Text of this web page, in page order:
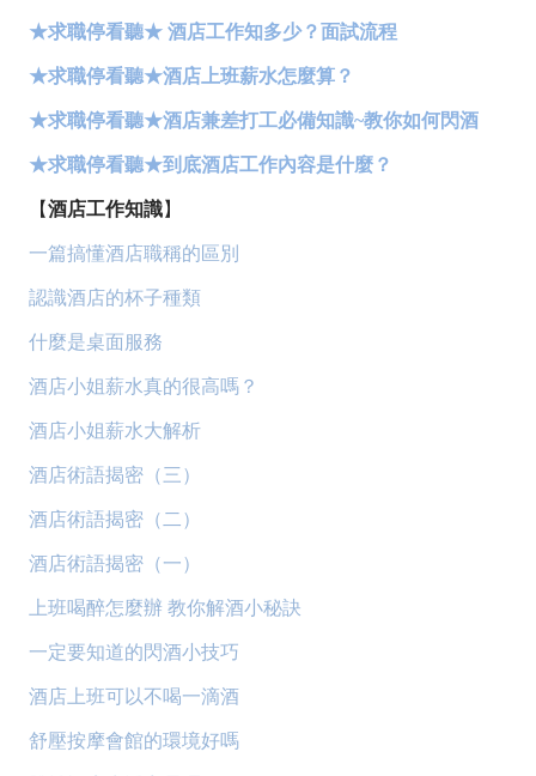
★求職停看聽★ 酒店工作知多少？面試流程
★求職停看聽★酒店上班薪水怎麼算？
★求職停看聽★酒店兼差打工必備知識~教你如何閃酒
★求職停看聽★到底酒店工作內容是什麼？
【酒店工作知識】
一篇搞懂酒店職稱的區別
認識酒店的杯子種類
什麼是桌面服務
酒店小姐薪水真的很高嗎？
酒店小姐薪水大解析
酒店術語揭密（三）
酒店術語揭密（二）
酒店術語揭密（一）
上班喝醉怎麼辦 教你解酒小秘訣
一定要知道的閃酒小技巧
酒店上班可以不喝一滴酒
舒壓按摩會館的環境好嗎